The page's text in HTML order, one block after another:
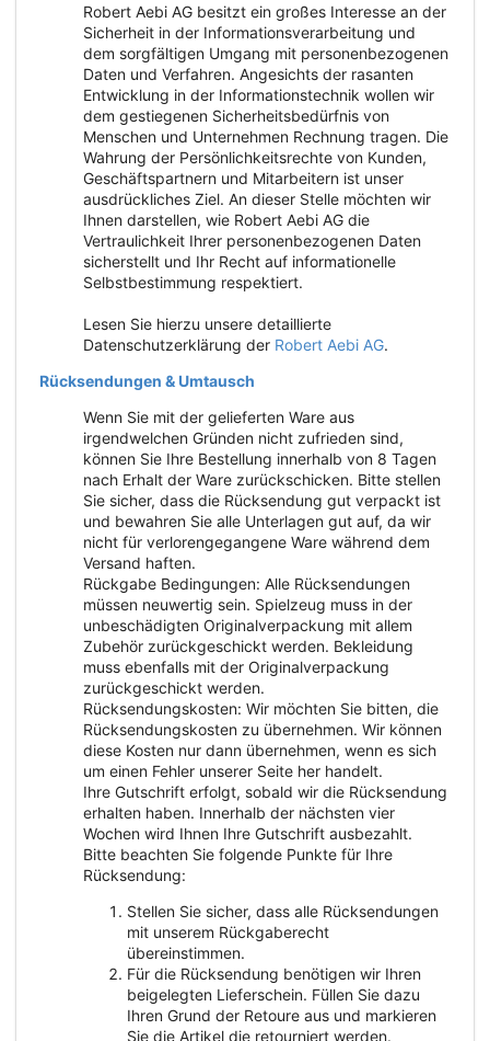
Robert Aebi AG besitzt ein großes Interesse an der
Sicherheit in der Informationsverarbeitung und
dem sorgfältigen Umgang mit personenbezogenen
Daten und Verfahren. Angesichts der rasanten
Entwicklung in der Informationstechnik wollen wir
dem gestiegenen Sicherheitsbedürfnis von
Menschen und Unternehmen Rechnung tragen. Die
Wahrung der Persönlichkeitsrechte von Kunden,
Geschäftspartnern und Mitarbeitern ist unser
ausdrückliches Ziel. An dieser Stelle möchten wir
Ihnen darstellen, wie Robert Aebi AG die
Vertraulichkeit Ihrer personenbezogenen Daten
sicherstellt und Ihr Recht auf informationelle
Selbstbestimmung respektiert.
Lesen Sie hierzu unsere detaillierte
Datenschutzerklärung der Robert Aebi AG.
Rücksendungen & Umtausch
Wenn Sie mit der gelieferten Ware aus
irgendwelchen Gründen nicht zufrieden sind,
können Sie Ihre Bestellung innerhalb von 8 Tagen
nach Erhalt der Ware zurückschicken. Bitte stellen
Sie sicher, dass die Rücksendung gut verpackt ist
und bewahren Sie alle Unterlagen gut auf, da wir
nicht für verlorengegangene Ware während dem
Versand haften.
Rückgabe Bedingungen: Alle Rücksendungen
müssen neuwertig sein. Spielzeug muss in der
unbeschädigten Originalverpackung mit allem
Zubehör zurückgeschickt werden. Bekleidung
muss ebenfalls mit der Originalverpackung
zurückgeschickt werden.
Rücksendungskosten: Wir möchten Sie bitten, die
Rücksendungskosten zu übernehmen. Wir können
diese Kosten nur dann übernehmen, wenn es sich
um einen Fehler unserer Seite her handelt.
Ihre Gutschrift erfolgt, sobald wir die Rücksendung
erhalten haben. Innerhalb der nächsten vier
Wochen wird Ihnen Ihre Gutschrift ausbezahlt.
Bitte beachten Sie folgende Punkte für Ihre
Rücksendung:
Stellen Sie sicher, dass alle Rücksendungen
mit unserem Rückgaberecht
übereinstimmen.
Für die Rücksendung benötigen wir Ihren
beigelegten Lieferschein. Füllen Sie dazu
Ihren Grund der Retoure aus und markieren
Sie die Artikel die retourniert werden.